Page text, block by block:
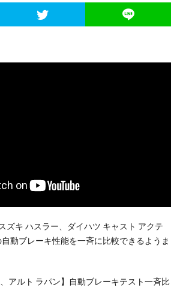
ズキ ハスラー、ダイハツ キャスト アクテ
動ブレーキ性能を一斉に比較できるようま
、アルト ラパン】自動ブレーキテスト一斉比